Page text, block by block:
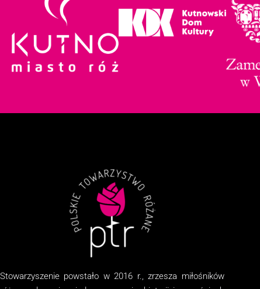
Stowarzyszenie powstało w 2016 r., zrzesza miłośników